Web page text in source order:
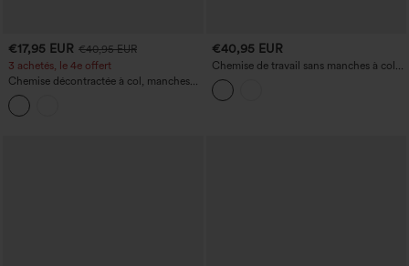
€17,95 EUR €40,95 EUR
3 achetés, le 4e offert
Chemise décontractée à col, manches
longues, à rayures, effet lin
€40,95 EUR
Chemise de travail sans manches à col
en V, fermeture à boutons et cordon de
serrage